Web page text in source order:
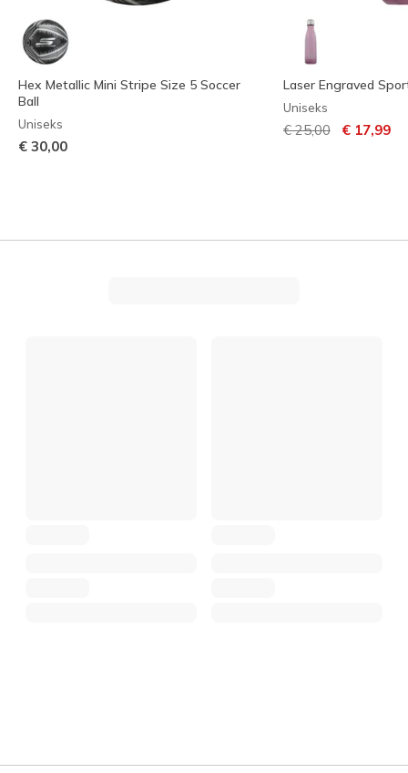
Hex Metallic Mini Stripe Size 5 Soccer
Ball
Uniseks
€ 30,00
Laser Engraved
Uniseks
Prijs verlaagd van
€ 25,00naar
€ 17,99